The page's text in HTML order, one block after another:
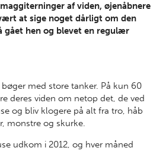
af viden, øjenåbnere
at sige noget dårligt om den
gået hen og blevet en regulær
bøger med store tanker. På kun 60
deres viden om netop det, de ved
og bliv klogere på alt fra tro, håb
monstre og skurke.
udkom i 2012, og hver måned